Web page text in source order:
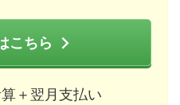
こちら
＋翌月支払い